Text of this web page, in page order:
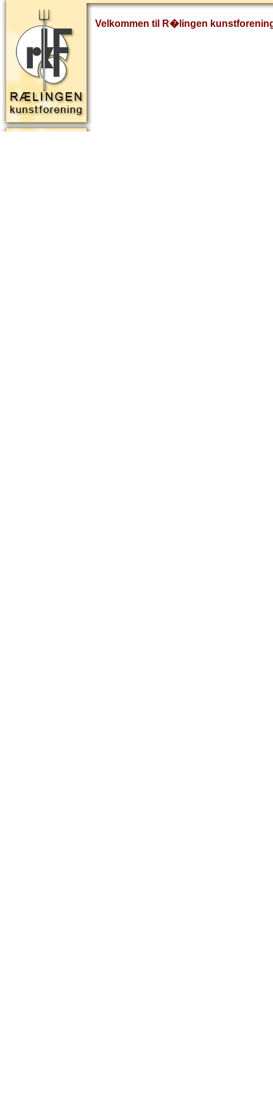
Velkommen til R�lingen